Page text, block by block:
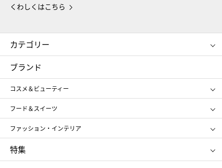
くわしくはこちら
カテゴリー
コスメ＆ビューティー
ギフト
レディース
メンズ
スポーツ・アウトドア
お中元
お歳暮
ブランド
コスメ＆ビューティー
SHISEIDO
ポール&ジョー ボーテ
ジルスチュアート
NARS
RMK
クリニーク
SK-Ⅱ
フード＆スイーツ
アンリ・シャルパンティエ
ゴディバ
新宿高野
たねや
ファッション・インテリア
ポロ ラルフ ローレン
タケオ キクチ
ママ＆キッズ
特集